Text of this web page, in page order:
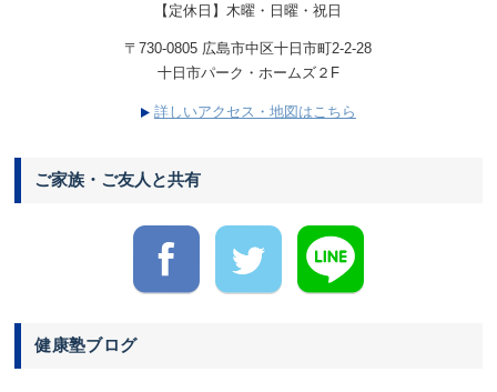
【定休日】木曜・日曜・祝日
〒730-0805 広島市中区十日市町2-2-28
十日市パーク・ホームズ２F
詳しいアクセス・地図はこちら
ご家族・ご友人と共有
健康塾ブログ